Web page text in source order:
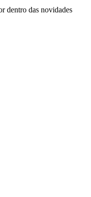
dentro das novidades